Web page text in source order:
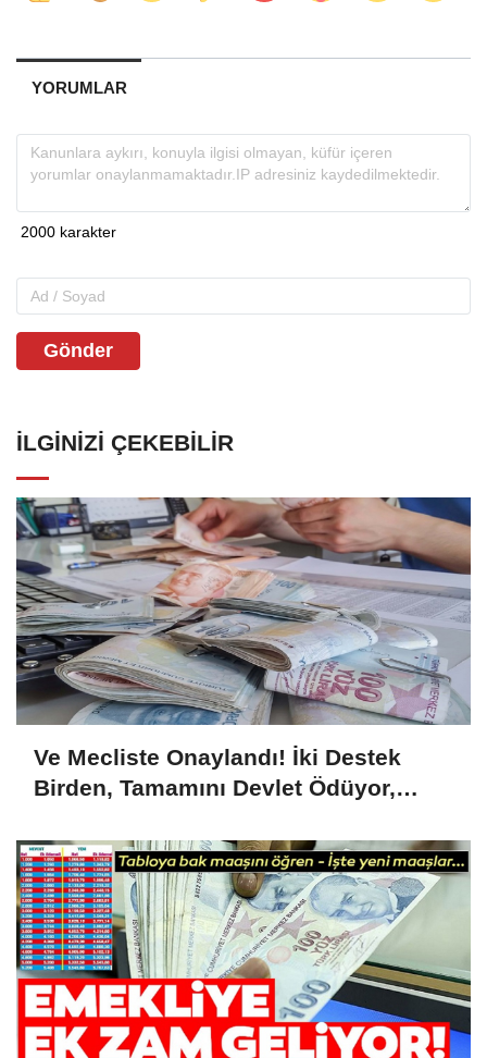
YORUMLAR
Gönder
İLGINIZI ÇEKEBILIR
Ve Mecliste Onaylandı! İki Destek
Birden, Tamamını Devlet Ödüyor,